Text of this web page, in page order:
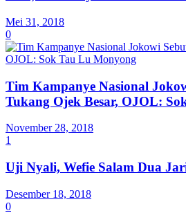
Mei 31, 2018
0
Tim Kampanye Nasional
Tukang Ojek Besar, OJOL:
November 28, 2018
1
Uji Nyali, Wefie Salam Dua
Desember 18, 2018
0